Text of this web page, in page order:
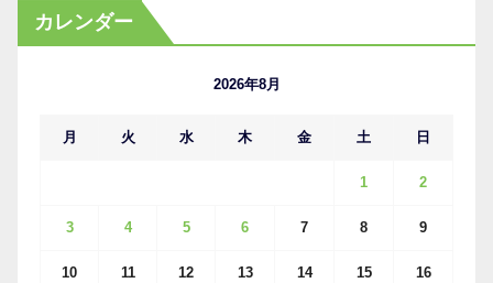
カ
イ
カレンダー
2026年8月
月 火 水 木 金 土 日
1 2
3 4 5 6 7 8 9
10 11 12 13 14 15 16